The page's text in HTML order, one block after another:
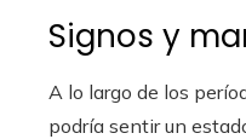
Signos y
A lo largo de los
podría sentir un